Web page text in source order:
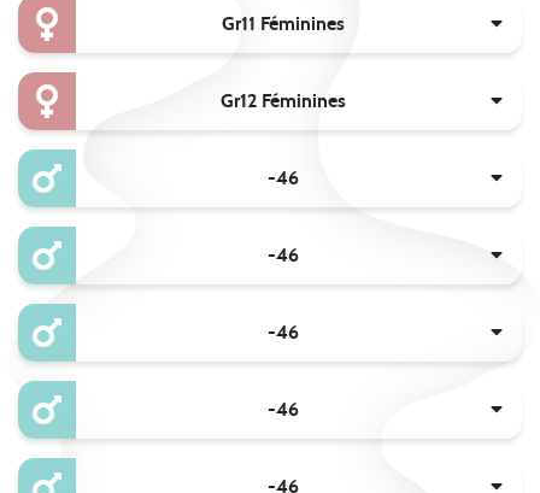
Gr11 Féminines
Gr12 Féminines
-46
-46
-46
-46
-46